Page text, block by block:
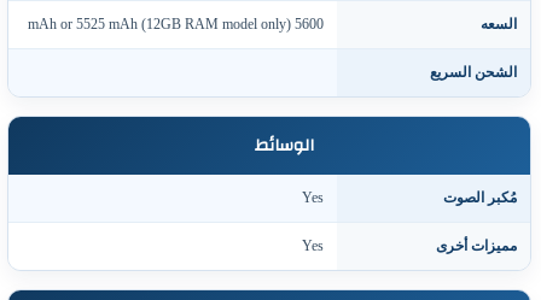
5600 mAh or 5525 mAh (12GB RAM model only)
السريع
الوسائط
الصوت
أخرى